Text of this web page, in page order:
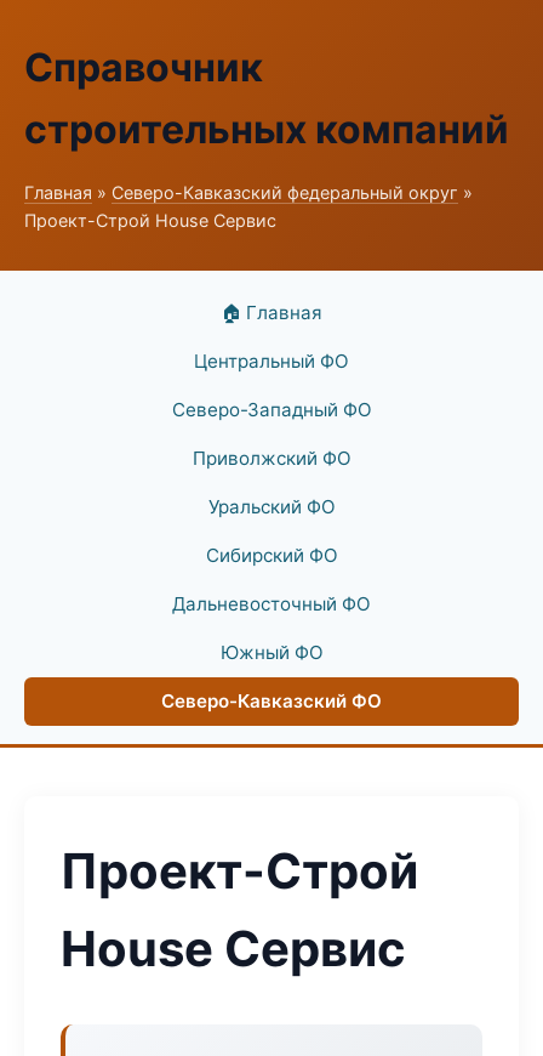
Справочник
строительных компаний
Главная » Северо-Кавказский федеральный округ »
Проект-Строй House Сервис
🏠 Главная
Центральный ФО
Северо-Западный ФО
Приволжский ФО
Уральский ФО
Сибирский ФО
Дальневосточный ФО
Южный ФО
Северо-Кавказский ФО
Проект-Строй
House Сервис